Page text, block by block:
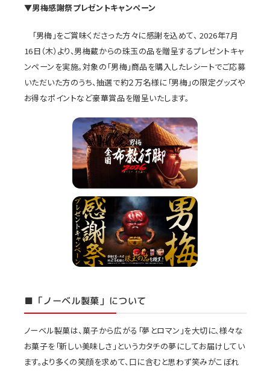
▼男梅感謝祭プレゼントキャンペーン
「男梅」をご賞味くださった方々に感謝を込めて、 2026年7月
16日（木）より、男梅蔵からの珠玉の品を贈呈するプレゼントキャ
ンペーンを実施。対象の「男梅」商品を購入したレシートでご応募
いただいた方のうち、抽選で約２万名様に「男梅」の限定グッズや
お得なポイントなど豪華賞品を贈呈いたします。
■「ノーベル製菓」について
ノーベル製菓は、菓子から広がる「夢とロマン」を大切に、様々な
お菓子を「新しい美味しさ」というカタチの夢にしてお届けしてい
ます。より多くの笑顔を求めて、口に含むと思わず笑みがこぼれ